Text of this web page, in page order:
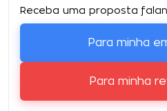
Receba uma proposta
Para minha
Para minha